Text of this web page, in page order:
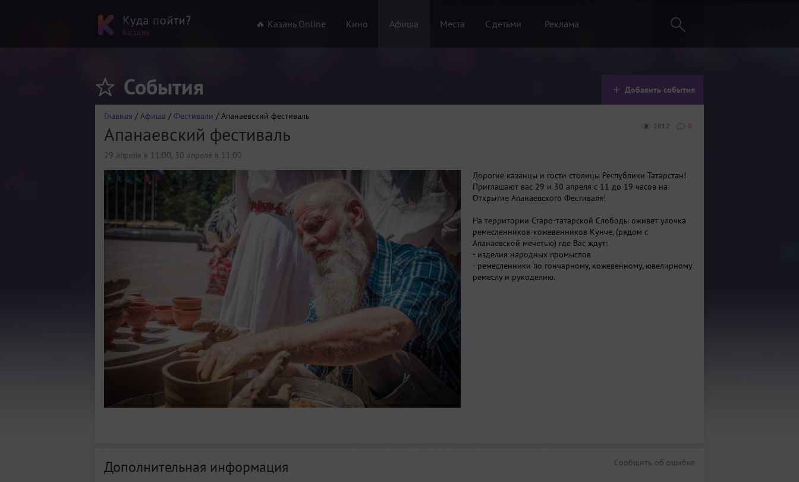
🔥 Казань Online Кино Афиша Места С детьми Реклама
События Добавить события
Главная / Афиша / Фестивали / Апанаевский фестиваль
0
2812
Апанаевский фестиваль
29 апреля в 11:00, 30 апреля в 11:00
Дорогие казанцы и гости столицы Республики Татарстан!
Приглашают вас 29 и 30 апреля с 11 до 19 часов на
Открытие Апанаевского Фестиваля!
На территории Старо-татарской Слободы оживет улочка
ремесленников-кожевенников Кунче, (рядом с
Апанаевской мечетью) где Вас ждут:
- изделия народных промыслов
- ремесленники по гончарному, кожевенному, ювелирному
ремеслу и рукоделию.
Сообщить об ошибке
Дополнительная информация